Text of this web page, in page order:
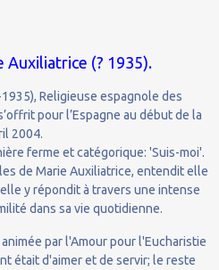
Auxiliatrice (? 1935).
Religieuse espagnole des
pour l’Espagne au début de la
2004.
ferme et catégorique: 'Suis-moi'.
de Marie Auxiliatrice, entendit elle
y répondit à travers une intense
dans sa vie quotidienne.
par l'Amour pour l'Eucharistie
était d'aimer et de servir; le reste